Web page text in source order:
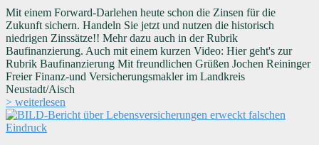
Mit einem Forward-Darlehen heute schon die Zinsen für die
Zukunft sichern. Handeln Sie jetzt und nutzen die historisch
niedrigen Zinssätze!! Mehr dazu auch in der Rubrik
Baufinanzierung. Auch mit einem kurzen Video: Hier geht's zur
Rubrik Baufinanzierung Mit freundlichen Grüßen Jochen Reininger
Freier Finanz-und Versicherungsmakler im Landkreis
Neustadt/Aisch
> weiterlesen